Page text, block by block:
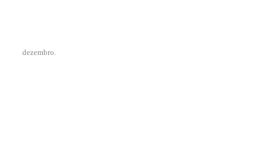
dezembro.